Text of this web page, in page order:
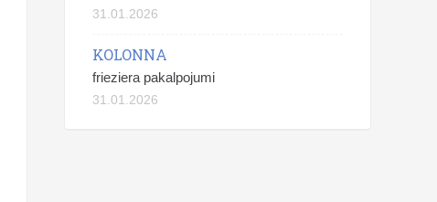
31.01.2026
KOLONNA
frieziera pakalpojumi
31.01.2026